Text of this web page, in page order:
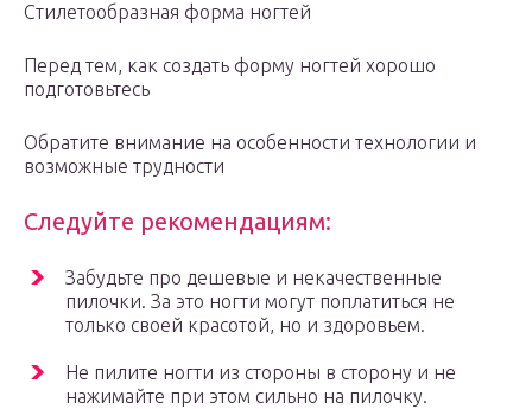
Стилетообразная форма ногтей
Перед тем, как создать форму ногтей хорошо
подготовьтесь
Обратите внимание на особенности технологии и
возможные трудности
Следуйте рекомендациям:
Забудьте про дешевые и некачественные
пилочки. За это ногти могут поплатиться не
только своей красотой, но и здоровьем.
Не пилите ногти из стороны в сторону и не
нажимайте при этом сильно на пилочку.